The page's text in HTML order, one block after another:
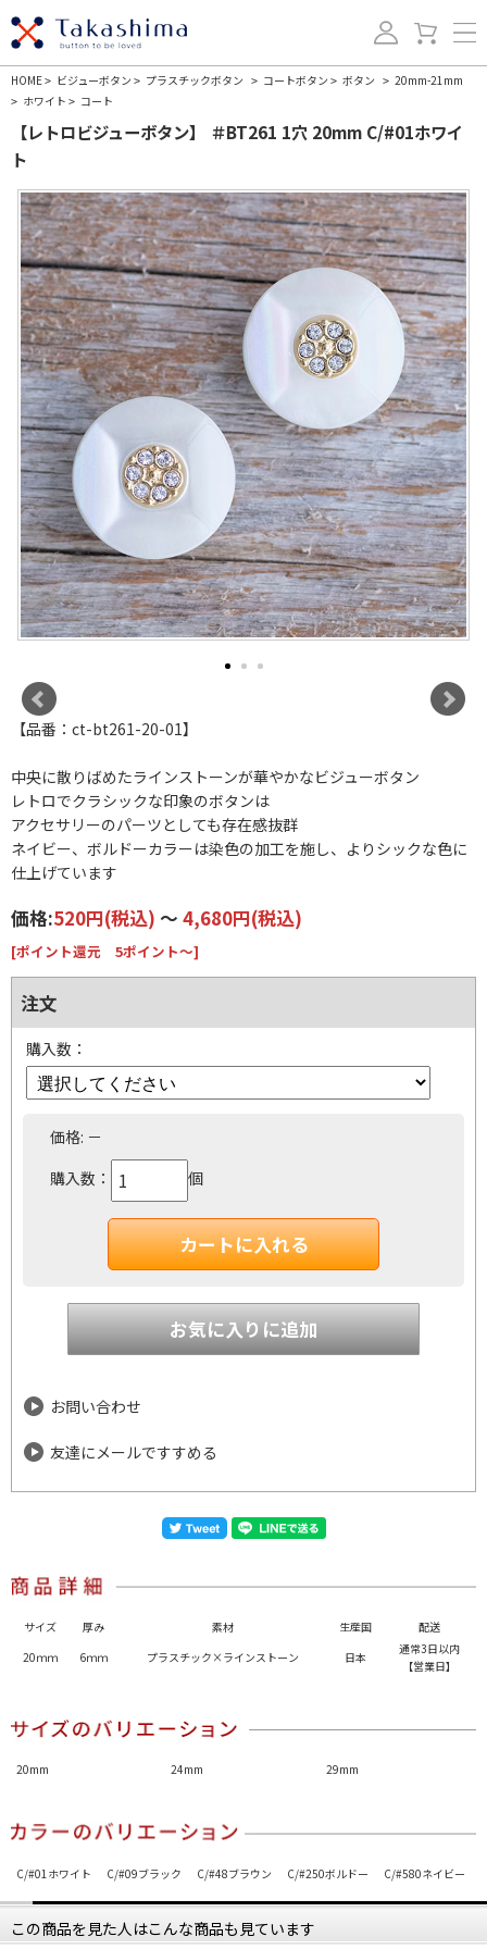
HOME> ビジューボタン > プラスチックボタン > コートボタン > ボタン > 20mm-21mm
> ホワイト > コート
【レトロビジューボタン】 ＃BT261 1穴 20mm C/#01ホワイ
ト
【品番：ct-bt261-20-01】
中央に散りばめたラインストーンが華やかなビジューボタン
レトロでクラシックな印象のボタンは
アクセサリーのパーツとしても存在感抜群
ネイビー、ボルドーカラーは染色の加工を施し、よりシックな色に
仕上げています
価格:520円(税込) ～ 4,680円(税込)
[ポイント還元 5ポイント～]
注文
購入数：
価格: －
購入数：
個
お問い合わせ
友達にメールですすめる
サイズ 厚み 素材 生産国
配送
20ｍｍ
6ｍｍ プラスチック×ラインストーン 日本
通常3日以内
【営業日】
20mm 24mm 29mm
C/#01ホワイト C/#09ブラック C/#48ブラウン C/#250ボルドー C/#580ネイビー
この商品を見た人はこんな商品も見ています